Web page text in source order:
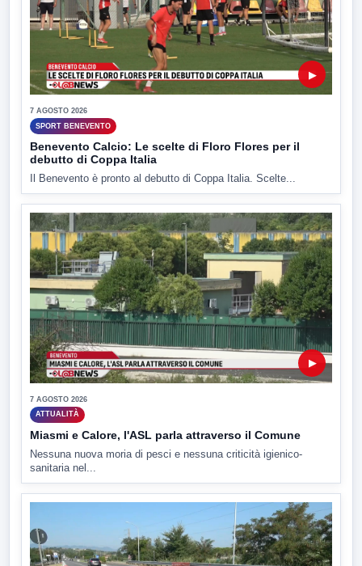
▶
7 AGOSTO 2026
SPORT BENEVENTO
Benevento Calcio: Le scelte di Floro Flores per il
debutto di Coppa Italia
Il Benevento è pronto al debutto di Coppa Italia. Scelte...
▶
7 AGOSTO 2026
ATTUALITÀ
Miasmi e Calore, l'ASL parla attraverso il Comune
Nessuna nuova moria di pesci e nessuna criticità igienico-
sanitaria nel...